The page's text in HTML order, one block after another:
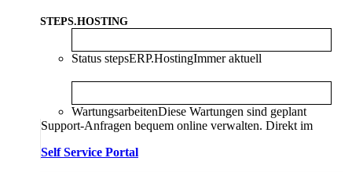
STEPS.HOSTING
Status stepsERP.HostingImmer aktuell
WartungsarbeitenDiese Wartungen sind geplant
Support-Anfragen bequem online verwalten. Direkt im
Self Service Portal